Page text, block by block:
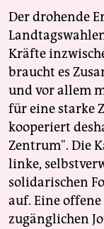
Der drohende
Kräfte
braucht es
und vor allem
für eine starke
kooperiert
Zentrum". Die
linke,
solidarischen
auf. Eine
zugänglichen